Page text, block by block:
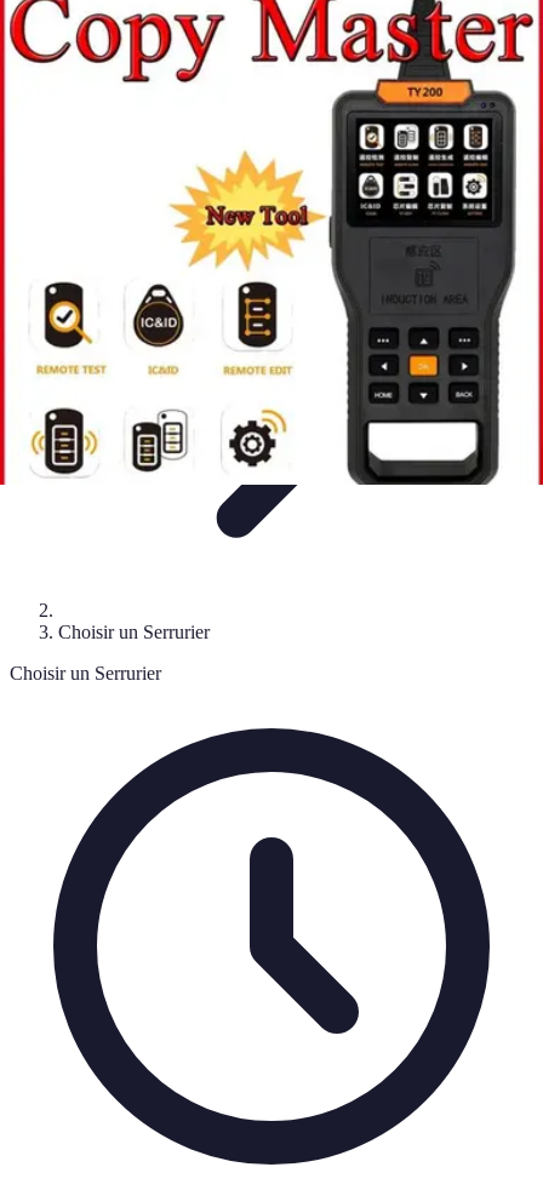
Serrurier Rapide Paris
Choix du serrurier
Conseils et AstucesConseils Pratiques
Choisir un
Serrurier
Produits et Services
Choisir un Serrurier
Choisir un Serrurier